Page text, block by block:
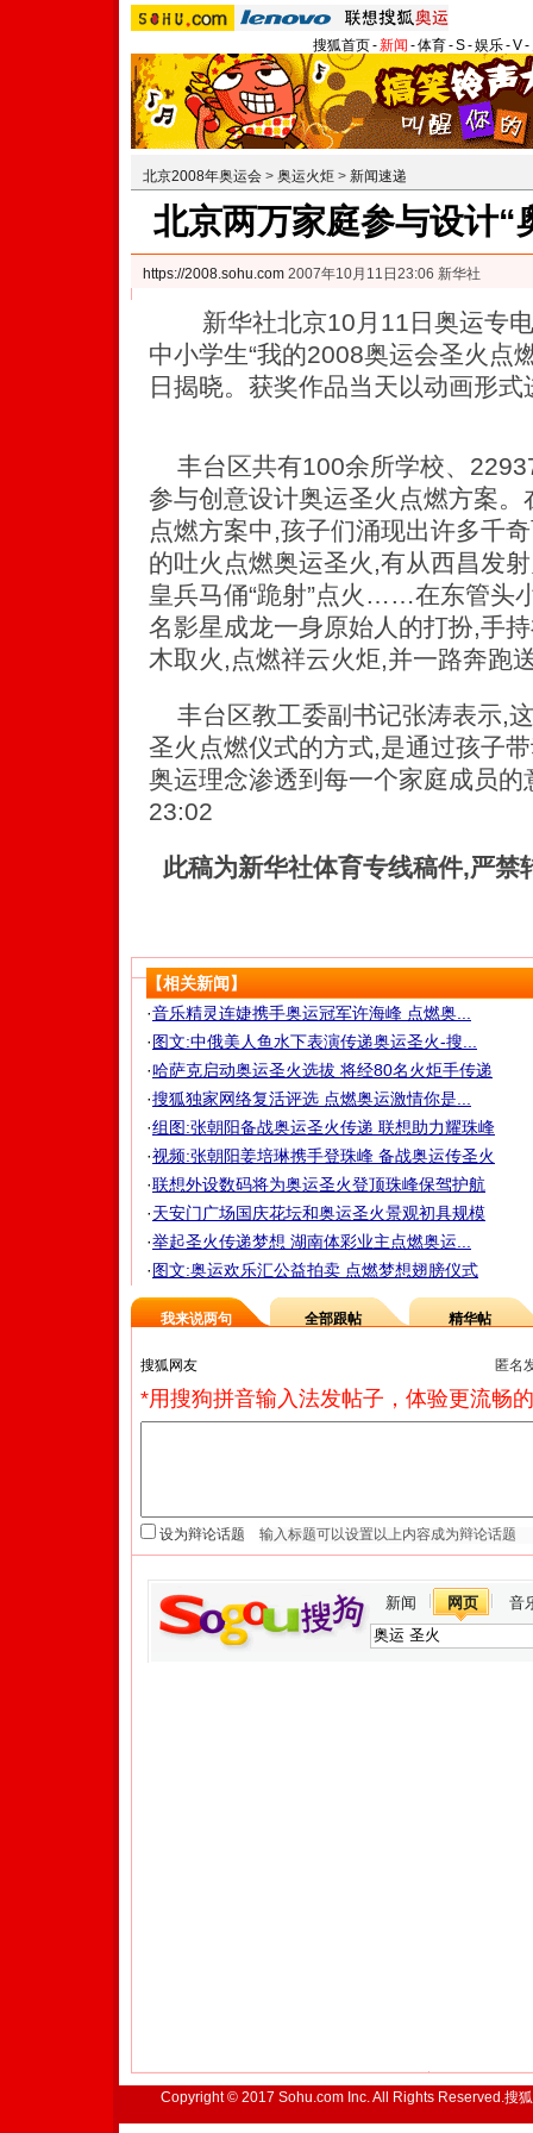
搜狐首页-新闻 -体育-S-娱乐-V-
北京2008年奥运会 > 奥运火炬 > 新闻速递
北京两万家庭参与设计“
https://2008.sohu.com 2007年10月11日23:06 新华社
新华社北京10月11日奥运专
中小学生“我的2008奥运会圣火点
日揭晓。获奖作品当天以动画形
丰台区共有100余所学校、
参与创意设计奥运圣火点燃方案
点燃方案中,孩子们涌现出许多千
的吐火点燃奥运圣火,有从西昌发
皇兵马俑“跪射”点火……在东管头
名影星成龙一身原始人的打扮,手
木取火,点燃祥云火炬,并一路奔跑
丰台区教工委副书记张涛表示,
圣火点燃仪式的方式,是通过孩子
奥运理念渗透到每一个家庭成员
23:02
此稿为新华社体育专线稿件,严禁
【相关新闻】
·音乐精灵连婕携手奥运冠军许海峰 点燃奥...
·图文:中俄美人鱼水下表演传递奥运圣火-搜...
·哈萨克启动奥运圣火选拔 将经80名火炬手传递
·搜狐独家网络复活评选 点燃奥运激情你是...
·组图:张朝阳备战奥运圣火传递 联想助力耀珠峰
·视频:张朝阳姜培琳携手登珠峰 备战奥运传圣火
·联想外设数码将为奥运圣火登顶珠峰保驾护航
·天安门广场国庆花坛和奥运圣火景观初具规模
·举起圣火传递梦想 湖南体彩业主点燃奥运...
·图文:奥运欢乐汇公益拍卖 点燃梦想翅膀仪式
我来说两句 全部跟帖 精华帖
匿名
*用搜狗拼音输入法发帖子，体验更流畅
设为辩论话题
新闻 网页 音
Copyright © 2017 Sohu.com Inc. All Rights Reserved.搜